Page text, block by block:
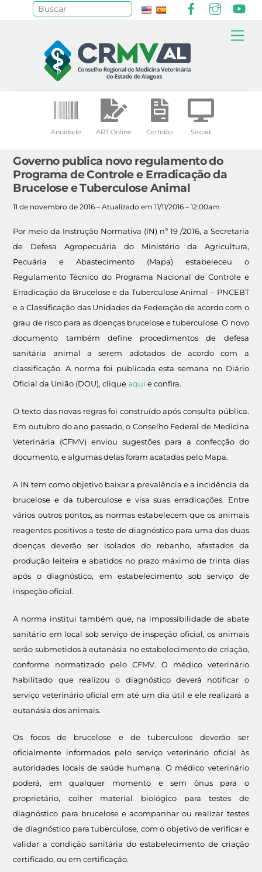
Anuidade ART Online Certidão Siscad
Governo publica novo regulamento do
Programa de Controle e Erradicação da
Brucelose e Tuberculose Animal
11 de novembro de 2016 – Atualizado em 11/11/2016 – 12:00am
Por meio da Instrução Normativa (IN) nº 19 /2016, a Secretaria
de Defesa Agropecuária do Ministério da Agricultura,
Pecuária e Abastecimento (Mapa) estabeleceu o
Regulamento Técnico do Programa Nacional de Controle e
Erradicação da Brucelose e da Tuberculose Animal – PNCEBT
e a Classificação das Unidades da Federação de acordo com o
grau de risco para as doenças brucelose e tuberculose. O novo
documento também define procedimentos de defesa
sanitária animal a serem adotados de acordo com a
classificação. A norma foi publicada esta semana no Diário
Oficial da União (DOU), cliqueaqui e confira.
O texto das novas regras foi construído após consulta pública.
Em outubro do ano passado, o Conselho Federal de Medicina
Veterinária (CFMV) enviou sugestões para a confecção do
documento, e algumas delas foram acatadas pelo Mapa.
A IN tem como objetivo baixar a prevalência e a incidência da
brucelose e da tuberculose e visa suas erradicações. Entre
vários outros pontos, as normas estabelecem que os animais
reagentes positivos a teste de diagnóstico para uma das duas
doenças deverão ser isolados do rebanho, afastados da
produção leiteira e abatidos no prazo máximo de trinta dias
após o diagnóstico, em estabelecimento sob serviço de
inspeção oficial.
A norma institui também que, na impossibilidade de abate
sanitário em local sob serviço de inspeção oficial, os animais
serão submetidos à eutanásia no estabelecimento de criação,
conforme normatizado pelo CFMV. O médico veterinário
habilitado que realizou o diagnóstico deverá notificar o
serviço veterinário oficial em até um dia útil e ele realizará a
eutanásia dos animais.
Os focos de brucelose e de tuberculose deverão ser
oficialmente informados pelo serviço veterinário oficial às
autoridades locais de saúde humana. O médico veterinário
poderá, em qualquer momento e sem ônus para o
proprietário, colher material biológico para testes de
diagnóstico para brucelose e acompanhar ou realizar testes
de diagnóstico para tuberculose, com o objetivo de verificar e
validar a condição sanitária do estabelecimento de criação
certificado, ou em certificação.